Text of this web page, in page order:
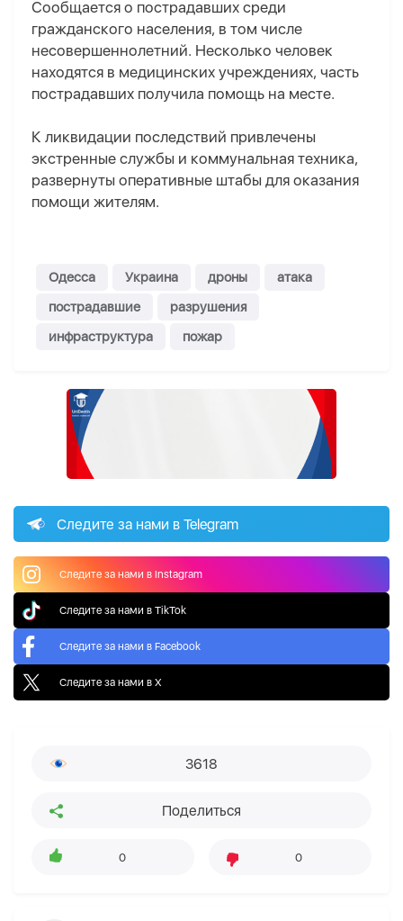
Сообщается о пострадавших среди
гражданского населения, в том числе
несовершеннолетний. Несколько человек
находятся в медицинских учреждениях, часть
пострадавших получила помощь на месте.
К ликвидации последствий привлечены
экстренные службы и коммунальная техника,
развернуты оперативные штабы для оказания
помощи жителям.
Одесса Украина дроны
атака
пострадавшие
разрушения
инфраструктура
пожар
Следите за нами в Telegram
Следите за нами в Instagram
Следите за нами в TikTok
Следите за нами в Facebook
Следите за нами в X
3618
Поделиться
0 0